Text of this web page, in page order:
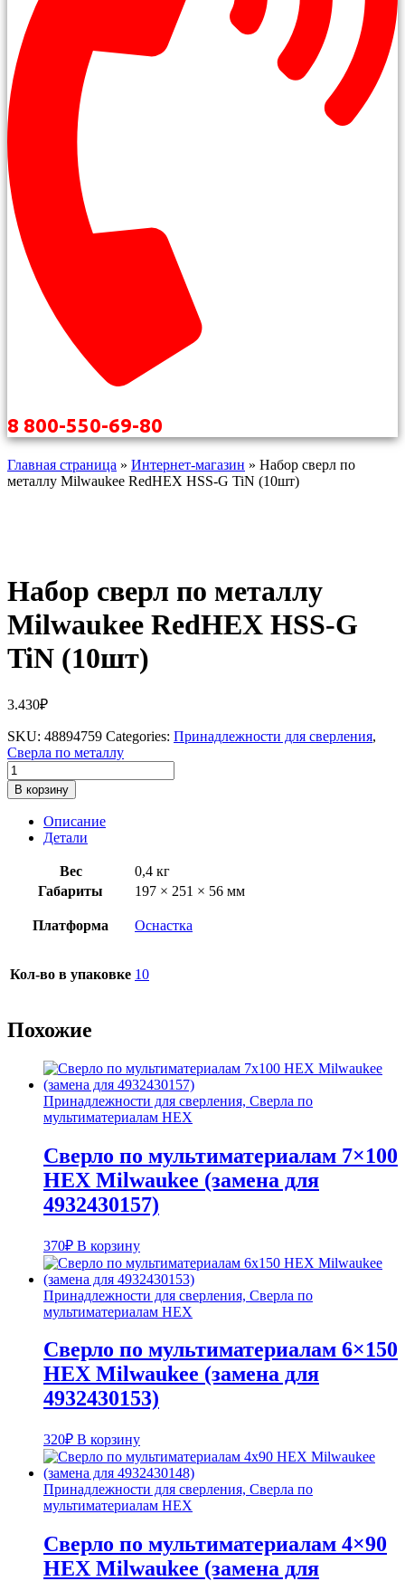
8 800-550-69-80
Главная страница » Интернет-магазин » Набор сверл по
металлу Milwaukee RedHEX HSS-G TiN (10шт)
Набор сверл по металлу
Milwaukee RedHEX HSS-G
TiN (10шт)
3.430₽
SKU: 48894759 Categories: Принадлежности для сверления,
Сверла по металлу
Количество
товара
Набор
сверл
металлу
Milwaukee
В корзину
Описание
Детали
Вес
0,4 кг
Габариты
197 × 251 × 56 мм
Платформа Оснастка
Кол-во в упаковке 10
Похожие
Принадлежности для сверления, Сверла по
мультиматериалам HEX
Сверло по мультиматериалам 7×100
HEX Milwaukee (замена для
4932430157)
370₽ В корзину
Принадлежности для сверления, Сверла по
мультиматериалам HEX
Сверло по мультиматериалам 6×150
HEX Milwaukee (замена для
4932430153)
320₽ В корзину
Принадлежности для сверления, Сверла по
мультиматериалам HEX
Сверло по мультиматериалам 4×90
HEX Milwaukee (замена для